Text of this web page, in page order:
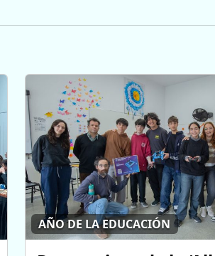
AÑO DE LA EDUCACIÓN